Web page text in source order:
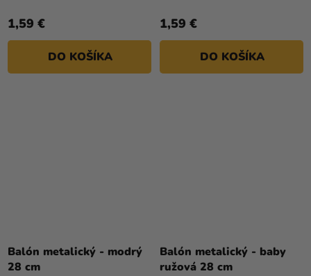
1,59 €
DO KOŠÍKA
1,59 €
DO KOŠÍKA
Balón metalický - modrý
28 cm
Balón metalický - baby
ružová 28 cm